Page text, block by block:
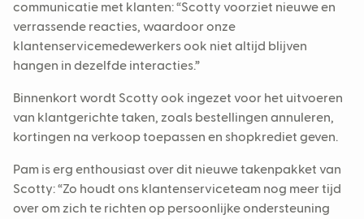
communicatie met klanten: “Scotty voorziet nieuwe en
verrassende reacties, waardoor onze
klantenservicemedewerkers ook niet altijd blijven
hangen in dezelfde interacties.”
Binnenkort wordt Scotty ook ingezet voor het uitvoeren
van klantgerichte taken, zoals bestellingen annuleren,
kortingen na verkoop toepassen en shopkrediet geven.
Pam is erg enthousiast over dit nieuwe takenpakket van
Scotty: “Zo houdt ons klantenserviceteam nog meer tijd
over om zich te richten op persoonlijke ondersteuning